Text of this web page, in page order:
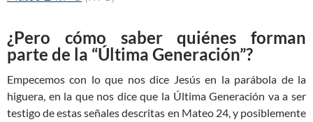
¿Pero cómo saber quiénes forman
parte de la “Última Generación”?
Empecemos con lo que nos dice Jesús en la parábola de la
higuera, en la que nos dice que la Última Generación va a ser
testigo de estas señales descritas en Mateo 24, y posiblemente